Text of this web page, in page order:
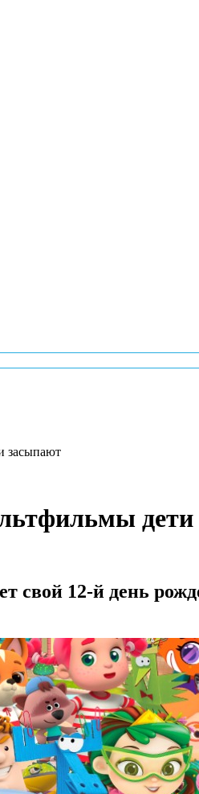
засыпают
дети
свой 12-й день